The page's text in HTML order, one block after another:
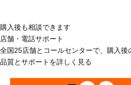
購入後も相談できます
店舗・電話サポート
全国25店舗とコールセンターで、購入
品質とサポートを詳しく見る